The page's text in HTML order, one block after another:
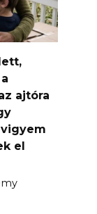
ajtóra
el